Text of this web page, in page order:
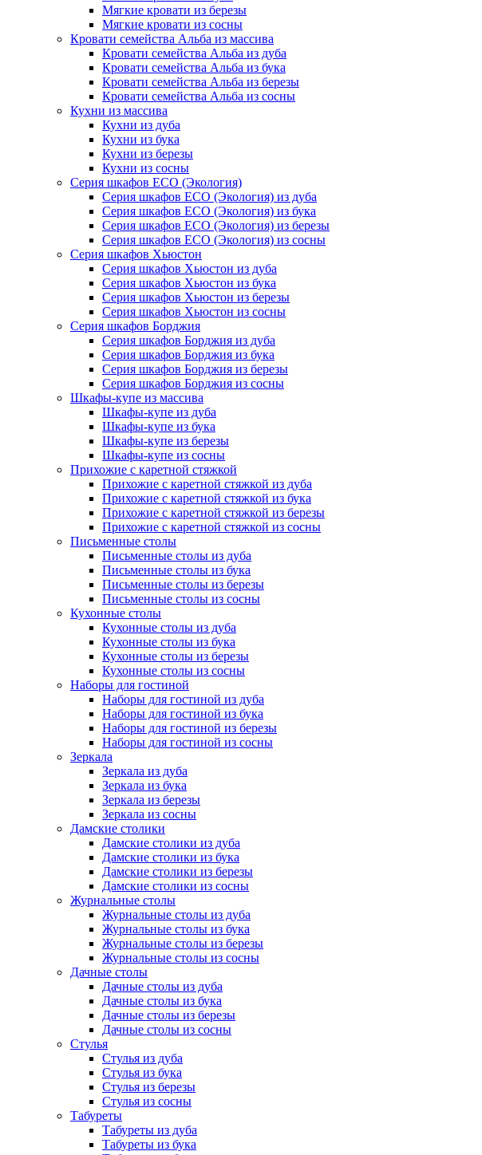
Мягкие кровати из березы
Мягкие кровати из сосны
Кровати семейства Альба из массива
Кровати семейства Альба из дуба
Кровати семейства Альба из бука
Кровати семейства Альба из березы
Кровати семейства Альба из сосны
Кухни из массива
Кухни из дуба
Кухни из бука
Кухни из березы
Кухни из сосны
Серия шкафов ECO (Экология)
Серия шкафов ECO (Экология) из дуба
Серия шкафов ECO (Экология) из бука
Серия шкафов ECO (Экология) из березы
Серия шкафов ECO (Экология) из сосны
Серия шкафов Хьюстон
Серия шкафов Хьюстон из дуба
Серия шкафов Хьюстон из бука
Серия шкафов Хьюстон из березы
Серия шкафов Хьюстон из сосны
Серия шкафов Борджия
Серия шкафов Борджия из дуба
Серия шкафов Борджия из бука
Серия шкафов Борджия из березы
Серия шкафов Борджия из сосны
Шкафы-купе из массива
Шкафы-купе из дуба
Шкафы-купе из бука
Шкафы-купе из березы
Шкафы-купе из сосны
Прихожие с каретной стяжкой
Прихожие с каретной стяжкой из дуба
Прихожие с каретной стяжкой из бука
Прихожие с каретной стяжкой из березы
Прихожие с каретной стяжкой из сосны
Письменные столы
Письменные столы из дуба
Письменные столы из бука
Письменные столы из березы
Письменные столы из сосны
Кухонные столы
Кухонные столы из дуба
Кухонные столы из бука
Кухонные столы из березы
Кухонные столы из сосны
Наборы для гостиной
Наборы для гостиной из дуба
Наборы для гостиной из бука
Наборы для гостиной из березы
Наборы для гостиной из сосны
Зеркала
Зеркала из дуба
Зеркала из бука
Зеркала из березы
Зеркала из сосны
Дамские столики
Дамские столики из дуба
Дамские столики из бука
Дамские столики из березы
Дамские столики из сосны
Журнальные столы
Журнальные столы из дуба
Журнальные столы из бука
Журнальные столы из березы
Журнальные столы из сосны
Дачные столы
Дачные столы из дуба
Дачные столы из бука
Дачные столы из березы
Дачные столы из сосны
Стулья
Стулья из дуба
Стулья из бука
Стулья из березы
Стулья из сосны
Табуреты
Табуреты из дуба
Табуреты из бука